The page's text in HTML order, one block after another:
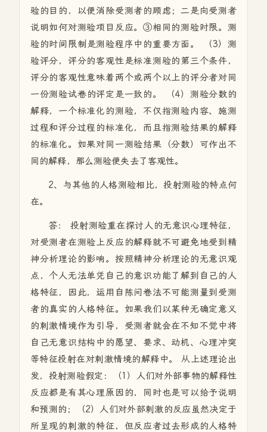
验的目的，以便消除受测者的顾虑；二是向受测者
说明如何对测验项目反应。③相同的测验时限。测
验的时间限制是测验程序中的重要方面。 （3）测
验评分，评分的客观性是标准测验的第三个条件，
评分的客观性意味着两个或两个以上的评分者对同
一份测验试卷的评定是一致的。 （4）测验分数的
解释，一个标准化的测验，不仅指测验内容、施测
过程和评分过程的标准化，而且指测验结果的解释
的标准化。如果对同一测验结果（分数）可作出不
同的解释，那么测验便失去了客观性。
2、与其他的人格测验相比，投射测验的特点何
在。
答： 投射测验重在探讨人的无意识心理特征，
对受测者在测验上反应的解释就不可避免地受到精
神分析理论的影响。按照精神分析理论的无意识观
点，个人无法单凭自己的意识功能了解到自己的人
格特征，因此，运用自陈问卷法不可能测量到受测
者的真实的人格特征。如果我们以某种无确定意义
的刺激情境作为引导，受测者就会在不知不觉中将
自己无意识结构中的愿望、要求、动机、心理冲突
等特征投射在对刺激情境的解释中。 从上述理论出
发，投射测验假定：（1）人们对外部事物的解释性
反应都是有其心理原因的，同时也是可以给予说明
和预测的；（2）人们对外部刺激的反应虽然决定于
所呈现的刺激的特征，但反应者过去形成的人格特